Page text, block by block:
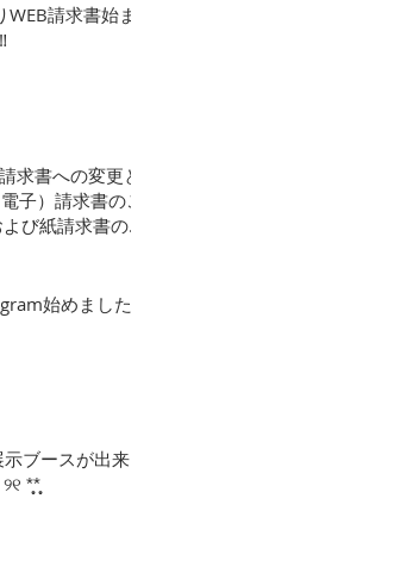
WEB請求書始ま
求書への変更と
子）請求書のご
び紙請求書の
始めました
示ブースが出来
*̩̩̥*̩̩̥